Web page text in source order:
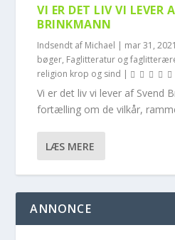
VI ER DET LIV VI LEVER
BRINKMANN
Indsendt af Michael | mar 31, 2021
bøger, Faglitteratur og
religion krop og sind |
Vi er det liv vi lever af Svend
fortælling om de vilkår,
LÆS MERE
ANNONCE